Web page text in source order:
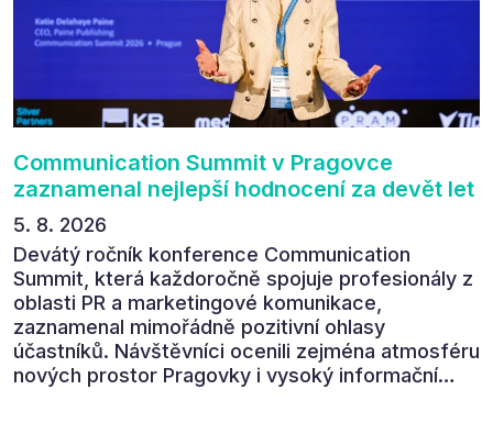
Communication Summit v Pragovce
zaznamenal nejlepší hodnocení za devět let
5. 8. 2026
Devátý ročník konference Communication
Summit, která každoročně spojuje profesionály z
oblasti PR a marketingové komunikace,
zaznamenal mimořádně pozitivní ohlasy
účastníků. Návštěvníci ocenili zejména atmosféru
nových prostor Pragovky i vysoký informační